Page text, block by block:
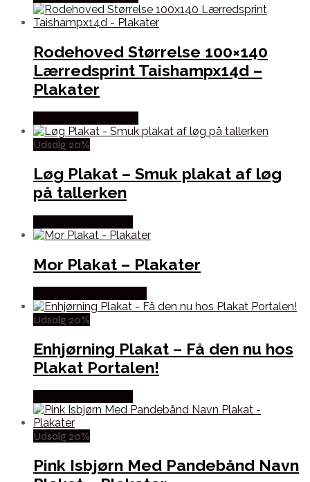
Rodehoved Størrelse 100×140
Lærredsprint Taishampx14d –
Plakater
Udsalg 20%
Løg Plakat – Smuk plakat af løg
på tallerken
Mor Plakat – Plakater
Udsalg 20%
Enhjørning Plakat – Få den nu hos
Plakat Portalen!
Udsalg 20%
Pink Isbjørn Med Pandebånd Navn